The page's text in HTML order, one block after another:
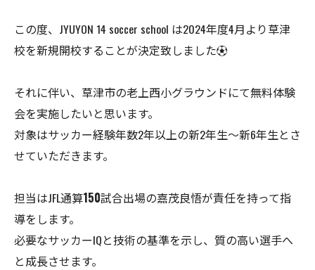
この度、JYUYON 14 soccer school は2024年度4月より草津
校を新規開校することが決定致しました⚽️
それに伴い、草津市の老上西小グラウンドにて無料体験
会を実施したいと思います。
対象はサッカー経験年数2年以上の新2年生〜新6年生とさ
せていただきます。
担当はJFL通算150試合出場の嘉茂良悟が責任を持って指
導をします。
必要なサッカーIQと技術の基準を示し、質の高い選手へ
と成長させます。